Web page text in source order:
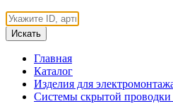
Искать
Главная
Каталог
Изделия для
Системы скрытой